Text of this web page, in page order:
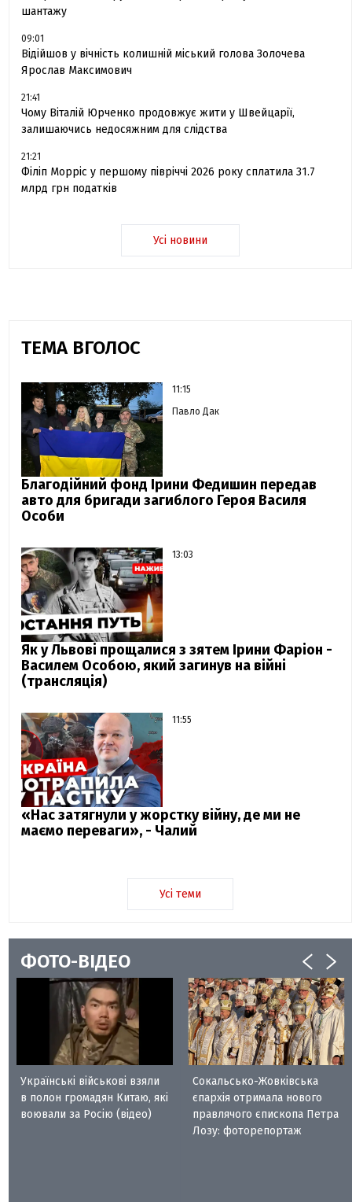
шантажу
09:01
Відійшов у вічність колишній міський голова Золочева
Ярослав Максимович
21:41
Чому Віталій Юрченко продовжує жити у Швейцарії,
залишаючись недосяжним для слідства
21:21
Філіп Морріс у першому півріччі 2026 року сплатила 31.7
млрд грн податків
Усі новини
ТЕМА ВГОЛОС
11:15
Павло Дак
Благодійний фонд Ірини Федишин передав
авто для бригади загиблого Героя Василя
Особи
13:03
Як у Львові прощалися з зятем Ірини Фаріон -
Василем Особою, який загинув на війні
(трансляція)
11:55
«Нас затягнули у жорстку війну, де ми не
маємо переваги», - Чалий
Усі теми
ФОТО-ВІДЕО
Українські військові взяли
в полон громадян Китаю, які
воювали за Росію (відео)
Сокальсько-Жовківська
єпархія отримала нового
правлячого єпископа Петра
Лозу: фоторепортаж